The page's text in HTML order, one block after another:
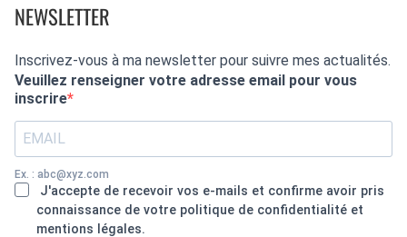
NEWSLETTER
Inscrivez-vous à ma newsletter pour suivre mes actualités.
Veuillez renseigner votre adresse email pour vous
inscrire
Ex. : abc@xyz.com
J'accepte de recevoir vos e-mails et confirme avoir pris
connaissance de votre politique de confidentialité et
mentions légales.